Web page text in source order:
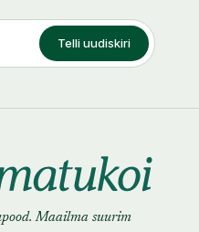
Telli uudiskiri
Maailma suurim